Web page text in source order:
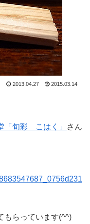
2013.04.27 2015.03.14
「旬彩 こはく」
さん
もらっています(^^)